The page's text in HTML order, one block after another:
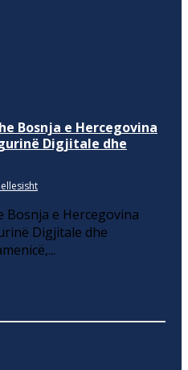
Bosnja e Hercegovina
Digjitale dhe
Bosnja e Hercegovina
Digjitale dhe